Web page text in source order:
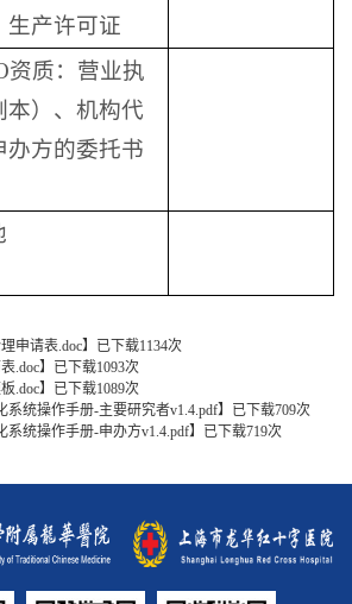
生产许可证
资质：营业执
本）、机构代
办方的委托书
申请表.doc】已下载1134次
.doc】已下载1093次
.doc】已下载1089次
系统操作手册-主要研究者v1.4.pdf】已下载709次
系统操作手册-申办方v1.4.pdf】已下载719次